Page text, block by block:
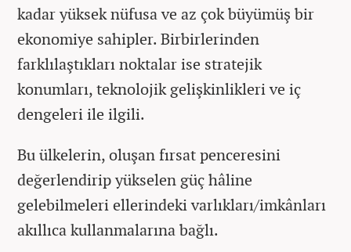
kadar yüksek nüfusa ve az çok büyümüş bir
ekonomiye sahipler. Birbirlerinden
farklılaştıkları noktalar ise stratejik
konumları, teknolojik gelişkinlikleri ve iç
dengeleri ile ilgili.
Bu ülkelerin, oluşan fırsat penceresini
değerlendirip yükselen güç hâline
gelebilmeleri ellerindeki varlıkları/imkânları
akıllıca kullanmalarına bağlı.